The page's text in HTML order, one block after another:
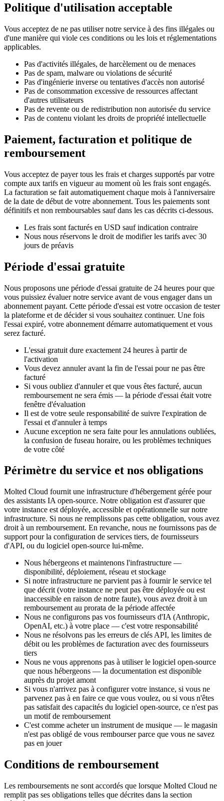
Politique d'utilisation acceptable
Vous acceptez de ne pas utiliser notre service à des fins illégales ou
d'une manière qui viole ces conditions ou les lois et réglementations
applicables.
Pas d'activités illégales, de harcèlement ou de menaces
Pas de spam, malware ou violations de sécurité
Pas d'ingénierie inverse ou tentatives d'accès non autorisé
Pas de consommation excessive de ressources affectant
d'autres utilisateurs
Pas de revente ou de redistribution non autorisée du service
Pas de contenu violant les droits de propriété intellectuelle
Paiement, facturation et politique de
remboursement
Vous acceptez de payer tous les frais et charges supportés par votre
compte aux tarifs en vigueur au moment où les frais sont engagés.
La facturation se fait automatiquement chaque mois à l'anniversaire
de la date de début de votre abonnement. Tous les paiements sont
définitifs et non remboursables sauf dans les cas décrits ci-dessous.
Les frais sont facturés en USD sauf indication contraire
Nous nous réservons le droit de modifier les tarifs avec 30
jours de préavis
Période d'essai gratuite
Nous proposons une période d'essai gratuite de 24 heures pour que
vous puissiez évaluer notre service avant de vous engager dans un
abonnement payant. Cette période d'essai est votre occasion de tester
la plateforme et de décider si vous souhaitez continuer. Une fois
l'essai expiré, votre abonnement démarre automatiquement et vous
serez facturé.
L'essai gratuit dure exactement 24 heures à partir de
l'activation
Vous devez annuler avant la fin de l'essai pour ne pas être
facturé
Si vous oubliez d'annuler et que vous êtes facturé, aucun
remboursement ne sera émis — la période d'essai était votre
fenêtre d'évaluation
Il est de votre seule responsabilité de suivre l'expiration de
l'essai et d'annuler à temps
Aucune exception ne sera faite pour les annulations oubliées,
la confusion de fuseau horaire, ou les problèmes techniques
de votre côté
Périmètre du service et nos obligations
Molted Cloud fournit une infrastructure d'hébergement gérée pour
des assistants IA open-source. Notre obligation est d'assurer que
votre instance est déployée, accessible et opérationnelle sur notre
infrastructure. Si nous ne remplissons pas cette obligation, vous avez
droit à un remboursement. En revanche, nous ne fournissons pas de
support pour la configuration de services tiers, de fournisseurs
d'API, ou du logiciel open-source lui-même.
Nous hébergeons et maintenons l'infrastructure —
disponibilité, déploiement, réseau et stockage
Si notre infrastructure ne parvient pas à fournir le service tel
que décrit (votre instance ne peut pas être déployée ou est
inaccessible en raison de notre faute), vous avez droit à un
remboursement au prorata de la période affectée
Nous ne configurons pas vos fournisseurs d'IA (Anthropic,
OpenAI, etc.) à votre place — c'est votre responsabilité
Nous ne résolvons pas les erreurs de clés API, les limites de
débit ou les problèmes de facturation avec des fournisseurs
tiers
Nous ne vous apprenons pas à utiliser le logiciel open-source
que nous hébergeons — la documentation est disponible
auprès du projet amont
Si vous n'arrivez pas à configurer votre instance, si vous ne
parvenez pas à en faire ce que vous voulez, ou si vous n'êtes
pas satisfait des capacités du logiciel open-source, ce n'est pas
un motif de remboursement
C'est comme acheter un instrument de musique — le magasin
n'est pas obligé de vous rembourser parce que vous ne savez
pas en jouer
Conditions de remboursement
Les remboursements ne sont accordés que lorsque Molted Cloud ne
remplit pas ses obligations telles que décrites dans la section